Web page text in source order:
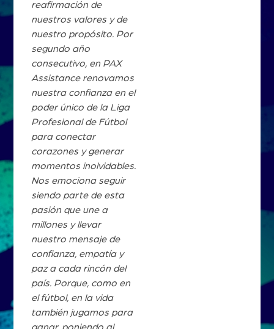
reafirmación de
nuestros valores y de
nuestro propósito. Por
segundo año
consecutivo, en PAX
Assistance renovamos
nuestra confianza en el
poder único de la Liga
Profesional de Fútbol
para conectar
corazones y generar
momentos inolvidables.
Nos emociona seguir
siendo parte de esta
pasión que une a
millones y llevar
nuestro mensaje de
confianza, empatía y
paz a cada rincón del
país. Porque, como en
el fútbol, en la vida
también jugamos para
ganar, poniendo al